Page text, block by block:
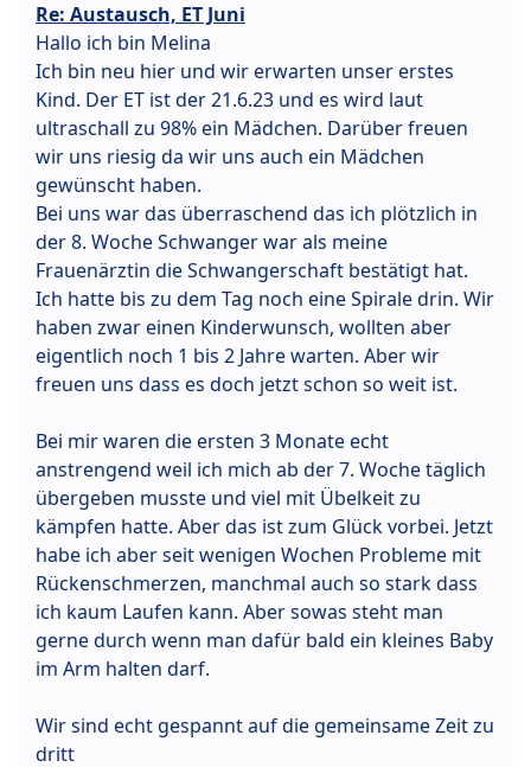
Re: Austausch, ET Juni
Hallo ich bin Melina
Ich bin neu hier und wir erwarten unser erstes
Kind. Der ET ist der 21.6.23 und es wird laut
ultraschall zu 98% ein Mädchen. Darüber freuen
wir uns riesig da wir uns auch ein Mädchen
gewünscht haben.
Bei uns war das überraschend das ich plötzlich in
der 8. Woche Schwanger war als meine
Frauenärztin die Schwangerschaft bestätigt hat.
Ich hatte bis zu dem Tag noch eine Spirale drin. Wir
haben zwar einen Kinderwunsch, wollten aber
eigentlich noch 1 bis 2 Jahre warten. Aber wir
freuen uns dass es doch jetzt schon so weit ist.
Bei mir waren die ersten 3 Monate echt
anstrengend weil ich mich ab der 7. Woche täglich
übergeben musste und viel mit Übelkeit zu
kämpfen hatte. Aber das ist zum Glück vorbei. Jetzt
habe ich aber seit wenigen Wochen Probleme mit
Rückenschmerzen, manchmal auch so stark dass
ich kaum Laufen kann. Aber sowas steht man
gerne durch wenn man dafür bald ein kleines Baby
im Arm halten darf.
Wir sind echt gespannt auf die gemeinsame Zeit zu
dritt